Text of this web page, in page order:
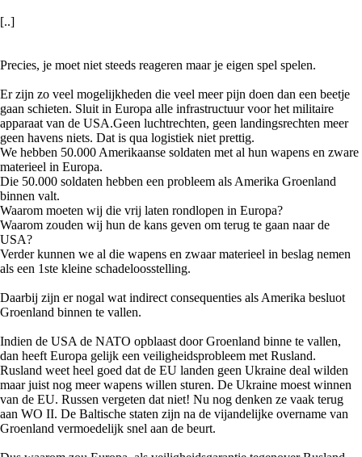
[..]
Precies, je moet niet steeds reageren maar je eigen spel spelen.
Er zijn zo veel mogelijkheden die veel meer pijn doen dan een beetje
gaan schieten. Sluit in Europa alle infrastructuur voor het militaire
apparaat van de USA.Geen luchtrechten, geen landingsrechten meer
geen havens niets. Dat is qua logistiek niet prettig.
We hebben 50.000 Amerikaanse soldaten met al hun wapens en zware
materieel in Europa.
Die 50.000 soldaten hebben een probleem als Amerika Groenland
binnen valt.
Waarom moeten wij die vrij laten rondlopen in Europa?
Waarom zouden wij hun de kans geven om terug te gaan naar de
USA?
Verder kunnen we al die wapens en zwaar materieel in beslag nemen
als een 1ste kleine schadeloosstelling.
Daarbij zijn er nogal wat indirect consequenties als Amerika besluot
Groenland binnen te vallen.
Indien de USA de NATO opblaast door Groenland binne te vallen,
dan heeft Europa gelijk een veiligheidsprobleem met Rusland.
Rusland weet heel goed dat de EU landen geen Ukraine deal wilden
maar juist nog meer wapens willen sturen. De Ukraine moest winnen
van de EU. Russen vergeten dat niet! Nu nog denken ze vaak terug
aan WO II. De Baltische staten zijn na de vijandelijke overname van
Groenland vermoedelijk snel aan de beurt.